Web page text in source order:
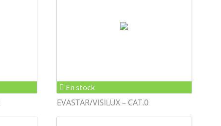
En stock
EVASTAR/VISILUX – CAT.0